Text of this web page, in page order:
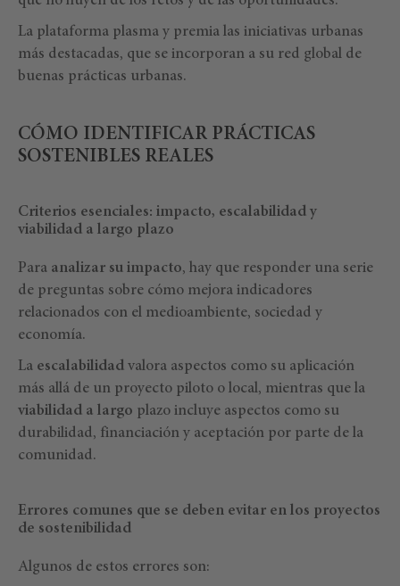
La plataforma plasma y premia las iniciativas urbanas
más destacadas, que se incorporan a su red global de
buenas prácticas urbanas.
CÓMO IDENTIFICAR PRÁCTICAS
SOSTENIBLES REALES
Criterios esenciales: impacto, escalabilidad y
viabilidad a largo plazo
Para analizar su impacto, hay que responder una serie
de preguntas sobre cómo mejora indicadores
relacionados con el medioambiente, sociedad y
economía.
La escalabilidad valora aspectos como su aplicación
más allá de un proyecto piloto o local, mientras que la
viabilidad a largo plazo incluye aspectos como su
durabilidad, financiación y aceptación por parte de la
comunidad.
Errores comunes que se deben evitar en los proyectos
de sostenibilidad
Algunos de estos errores son: